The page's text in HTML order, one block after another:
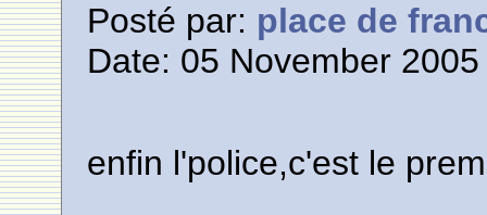
Posté par: place de
Date: 05 November
enfin l'police,c'est le